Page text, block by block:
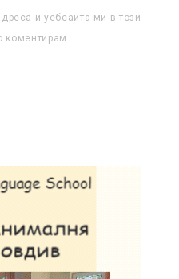
и уебсайта ми в този
коментирам.